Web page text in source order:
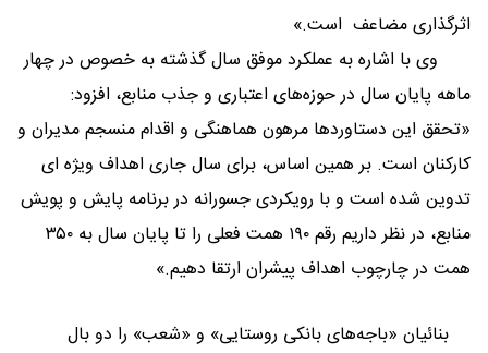
اثرگذاری مضاعف است.»
وی با اشاره به عملکرد موفق سال گذشته به خصوص در چهار
ماهه پایان سال در حوزه‌های اعتباری و جذب منابع، افزود:
«تحقق این دستاوردها مرهون هماهنگی و اقدام منسجم مدیران و
کارکنان است. بر همین اساس، برای سال جاری اهداف ویژه ای
تدوین شده است و با رویکردی جسورانه در برنامه پایش و پویش
منابع، در نظر داریم رقم ۱۹۰ همت فعلی را تا پایان سال به ۳۵۰
همت در چارچوب اهداف پیشران ارتقا دهیم.»
بنائیان «باجه‌های بانکی روستایی» و «شعب» را دو بال